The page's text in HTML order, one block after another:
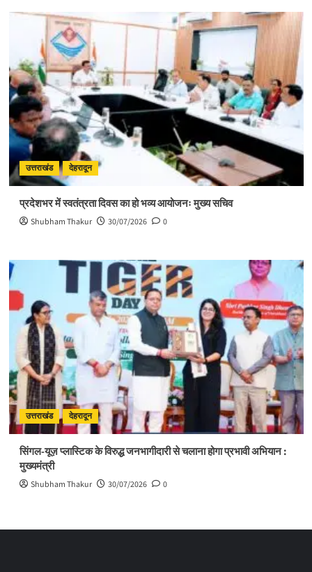
उत्तराखंड देहरादून
प्रदेशभर में स्वतंत्रता दिवस का हो भव्य आयोजनः मुख्य सचिव
Shubham Thakur 30/07/2026 0
उत्तराखंड देहरादून
सिंगल-यूज़ प्लास्टिक के विरुद्ध जनभागीदारी से चलाना होगा प्रभावी अभियान :
मुख्यमंत्री
Shubham Thakur 30/07/2026 0